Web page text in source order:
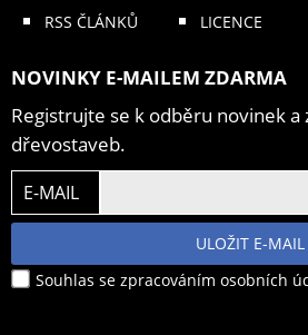
RSS ČLÁNKŮ
LICENCE
NOVINKY E-MAILEM ZDARMA
Registrujte se k odběru novinek a
dřevostaveb.
E-MAIL
ULOŽIT E-MAIL
Souhlas se zpracováním osobních